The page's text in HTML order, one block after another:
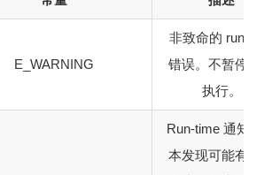
E_WARNING
非致命的 run-
错误。不暂停脚
执行。
Run-time 通知。
本发现可能有错